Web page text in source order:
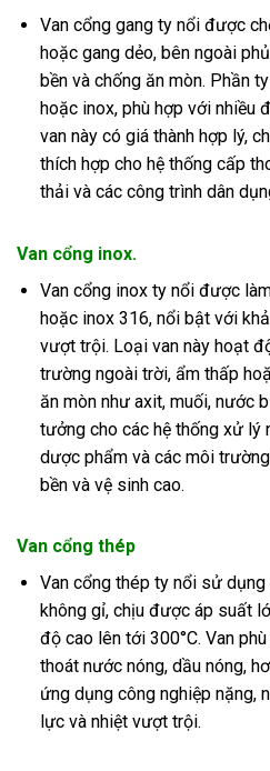
Van cổng gang ty nổi được
hoặc gang dẻo, bên ngoài
bền và chống ăn mòn. Phần
hoặc inox, phù hợp với nhiều
van này có giá thành hợp lý,
thích hợp cho hệ thống cấp
thải và các công trình dân
Van cổng inox.
Van cổng inox ty nổi được
hoặc inox 316, nổi bật với
vượt trội. Loại van này hoạt
trường ngoài trời, ẩm thấp
ăn mòn như axit, muối, nước
tưởng cho các hệ thống xử lý
dược phẩm và các môi
bền và vệ sinh cao.
Van cổng thép
Van cổng thép ty nổi sử
không gỉ, chịu được áp suất
độ cao lên tới 300°C. Van
thoát nước nóng, dầu nóng,
ứng dụng công nghiệp nặng,
lực và nhiệt vượt trội.